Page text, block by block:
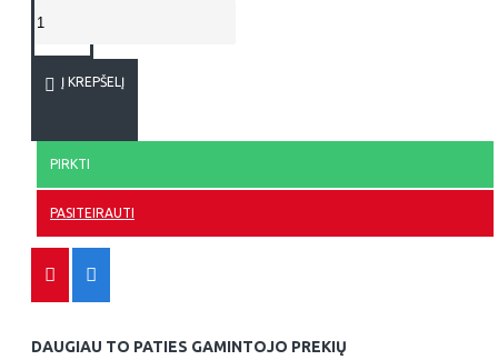
Į KREPŠELĮ
PIRKTI
PASITEIRAUTI
DAUGIAU TO PATIES GAMINTOJO PREKIŲ